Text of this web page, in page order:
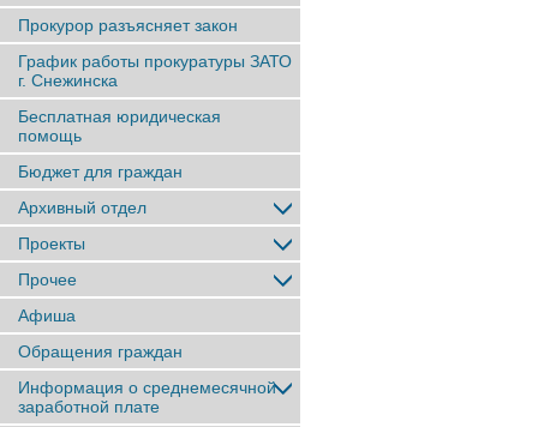
Прокурор разъясняет закон
График работы прокуратуры ЗАТО
г. Снежинска
Бесплатная юридическая
помощь
Бюджет для граждан
Архивный отдел
Проекты
Прочее
Афиша
Обращения граждан
Информация о среднемесячной
заработной плате